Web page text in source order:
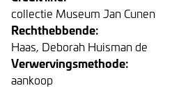
collectie Museum Jan Cunen
Rechthebbende:
Haas, Deborah Huisman de
Verwervingsmethode:
aankoop